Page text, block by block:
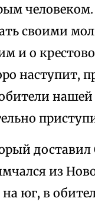
своими
и о
наступит,
из
на юг, в